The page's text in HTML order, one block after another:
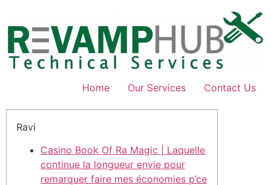
content
Home Our Services Contact Us
Ravi
Casino Book Of Ra Magic | Laquelle
continue la longueur envie pour
remarquer faire mes économies p’ce